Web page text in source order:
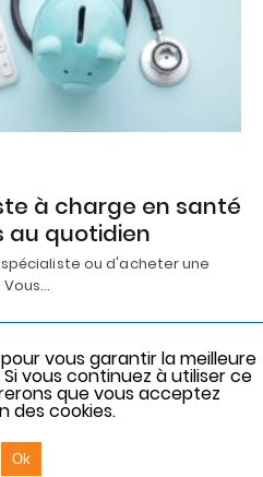
à charge en santé
au quotidien
ou d'acheter une
du site
vous garantir la meilleure
vous continuez à utiliser ce
que vous acceptez
des cookies.
Ok